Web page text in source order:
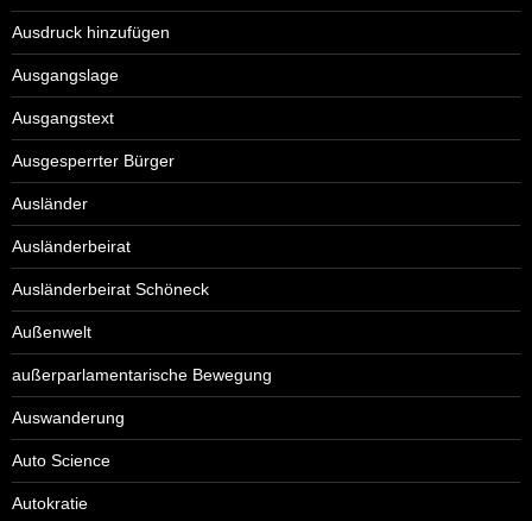
Ausdruck hinzufügen
Ausgangslage
Ausgangstext
Ausgesperrter Bürger
Ausländer
Ausländerbeirat
Ausländerbeirat Schöneck
Außenwelt
außerparlamentarische Bewegung
Auswanderung
Auto Science
Autokratie